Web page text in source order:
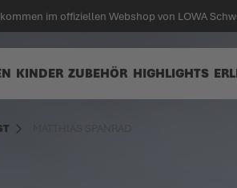
im offiziellen Webshop von LOWA
KINDER ZUBEHÖR HIGHLIGHTS